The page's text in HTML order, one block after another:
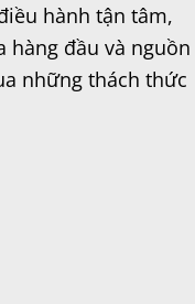
hành tận tâm,
hàng đầu và nguồn
những thách thức